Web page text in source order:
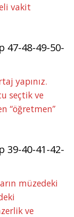
vakit
47-48-49-50-
yapınız.
seçtik ve
“öğretmen”
39-40-41-42-
müzedeki
ve